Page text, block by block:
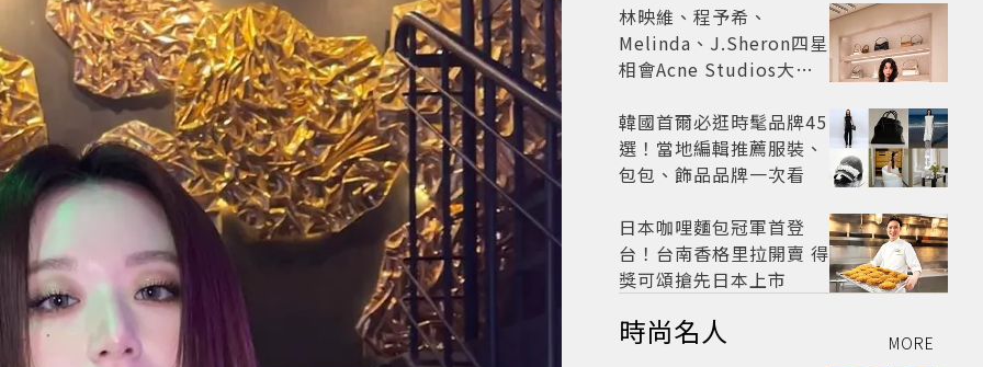
林映維、程予希、
Melinda、J.Sheron四星
相會Acne Studios大曬
韓國首爾必逛時髦品牌45
選！當地編輯推薦服裝、
包包、飾品品牌一次看
日本咖哩麵包冠軍首登
台！台南香格里拉開賣 得
獎可頌搶先日本上市
時尚名人 MORE